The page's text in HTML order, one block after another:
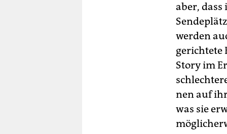
aber,
werden
gerichtete
Story im
nen auf
was sie